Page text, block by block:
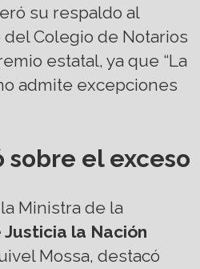
su respaldo al
Colegio de Notarios
estatal, ya que “La
admite excepciones
sobre el exceso
Ministra de la
la Nación
Mossa, destacó